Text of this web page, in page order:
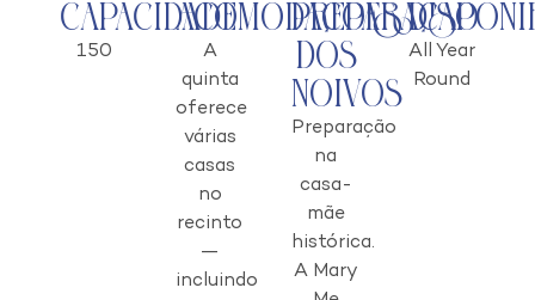
Capacidade
150
Acomodações
A
quinta
oferece
várias
casas
no
recinto
—
incluindo
Preparação
dos
Noivos
Preparação
na
casa-
mãe
histórica.
A Mary
All Year
Round